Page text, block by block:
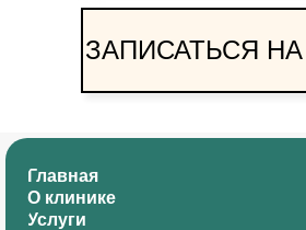
ЗАПИСАТЬСЯ
Главная
О клинике
Услуги